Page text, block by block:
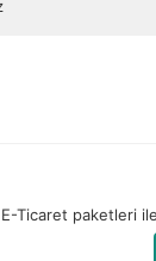
E-Ticaret paketleri ile